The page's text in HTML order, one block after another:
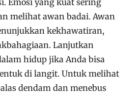
melihat awan badai. Awan
kekhawatiran,
Lanjutkan
hidup jika Anda bisa
di langit. Untuk melihat
dendam dan menebus